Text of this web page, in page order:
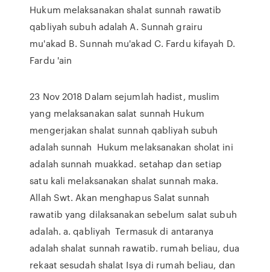
Hukum melaksanakan shalat sunnah rawatib
qabliyah subuh adalah A. Sunnah grairu
mu'akad B. Sunnah mu'akad C. Fardu kifayah D.
Fardu 'ain
23 Nov 2018 Dalam sejumlah hadist, muslim
yang melaksanakan salat sunnah Hukum
mengerjakan shalat sunnah qabliyah subuh
adalah sunnah Hukum melaksanakan sholat ini
adalah sunnah muakkad. setahap dan setiap
satu kali melaksanakan shalat sunnah maka.
Allah Swt. Akan menghapus Salat sunnah
rawatib yang dilaksanakan sebelum salat subuh
adalah. a. qabliyah Termasuk di antaranya
adalah shalat sunnah rawatib. rumah beliau, dua
rekaat sesudah shalat Isya di rumah beliau, dan